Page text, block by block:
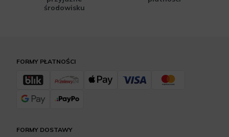
środowisku
FORMY DOSTAWY
FORMY PŁATNOŚCI